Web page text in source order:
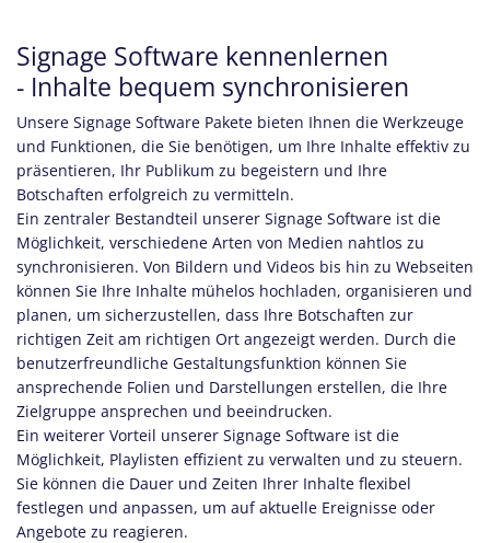
Signage Software kennenlernen
- Inhalte bequem synchronisieren
Unsere Signage Software Pakete bieten Ihnen die Werkzeuge
und Funktionen, die Sie benötigen, um Ihre Inhalte effektiv zu
präsentieren, Ihr Publikum zu begeistern und Ihre
Botschaften erfolgreich zu vermitteln.
Ein zentraler Bestandteil unserer Signage Software ist die
Möglichkeit, verschiedene Arten von Medien nahtlos zu
synchronisieren. Von Bildern und Videos bis hin zu Webseiten
können Sie Ihre Inhalte mühelos hochladen, organisieren und
planen, um sicherzustellen, dass Ihre Botschaften zur
richtigen Zeit am richtigen Ort angezeigt werden. Durch die
benutzerfreundliche Gestaltungsfunktion können Sie
ansprechende Folien und Darstellungen erstellen, die Ihre
Zielgruppe ansprechen und beeindrucken.
Ein weiterer Vorteil unserer Signage Software ist die
Möglichkeit, Playlisten effizient zu verwalten und zu steuern.
Sie können die Dauer und Zeiten Ihrer Inhalte flexibel
festlegen und anpassen, um auf aktuelle Ereignisse oder
Angebote zu reagieren.